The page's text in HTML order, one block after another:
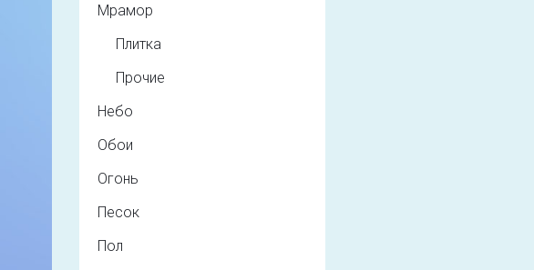
Мрамор
Плитка
Прочие
Небо
Обои
Огонь
Песок
Пол